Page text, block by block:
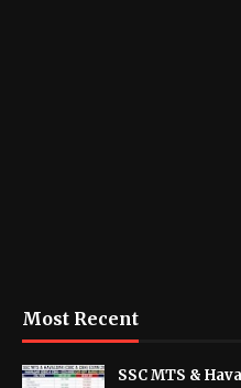
Most Recent
SSC MTS &